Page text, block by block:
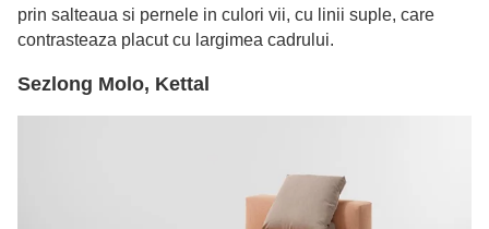
prin salteaua si pernele in culori vii, cu linii suple, care
contrasteaza placut cu largimea cadrului.
Sezlong Molo, Kettal